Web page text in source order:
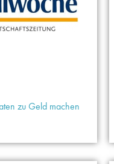
zu Geld machen